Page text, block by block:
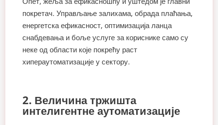
покретач. Управљање залихама, обрада плаћања,
енергетска ефикасност, оптимизација ланца
снабдевања и боље услуге за кориснике само су
неке од области које покрећу раст
хипераутоматизације у сектору.
2. Величина тржишта
интелигентне аутоматизације